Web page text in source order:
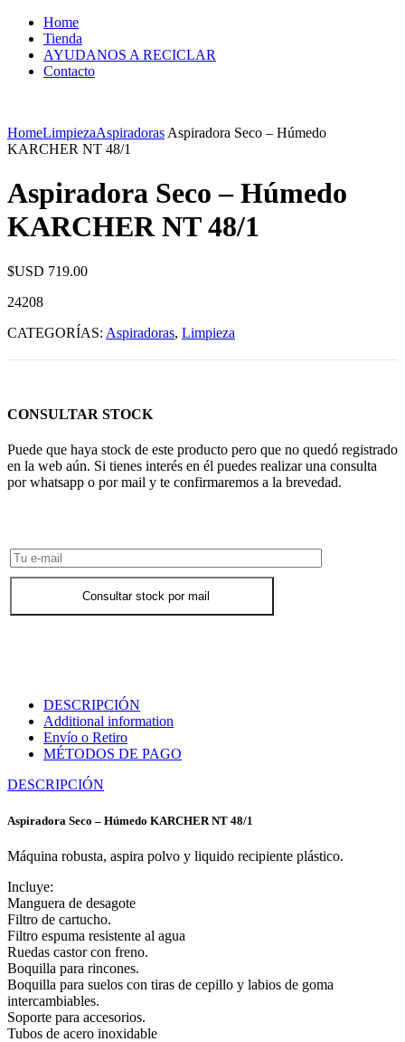
Home
Tienda
AYUDANOS A RECICLAR
Contacto
HomeLimpiezaAspiradoras Aspiradora Seco – Húmedo
KARCHER NT 48/1
Aspiradora Seco – Húmedo
KARCHER NT 48/1
$USD 719.00
24208
CATEGORÍAS: Aspiradoras, Limpieza
CONSULTAR STOCK
Puede que haya stock de este producto pero que no quedó registrado
en la web aún. Si tienes interés en él puedes realizar una consulta
por whatsapp o por mail y te confirmaremos a la brevedad.
Consultar stock por mail
DESCRIPCIÓN
Additional information
Envío o Retiro
MÉTODOS DE PAGO
DESCRIPCIÓN
Aspiradora Seco – Húmedo KARCHER NT 48/1
Máquina robusta, aspira polvo y liquido recipiente plástico.
Incluye:
Manguera de desagote
Filtro de cartucho.
Filtro espuma resistente al agua
Ruedas castor con freno.
Boquilla para rincones.
Boquilla para suelos con tiras de cepillo y labios de goma
intercambiables.
Soporte para accesorios.
Tubos de acero inoxidable